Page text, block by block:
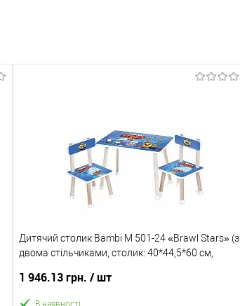
Дитячий столик Bambi M 501-24 «Brawl Stars» (з
двома стільчиками, столик: 40*44,5*60 см,
1 946.13 грн. / шт